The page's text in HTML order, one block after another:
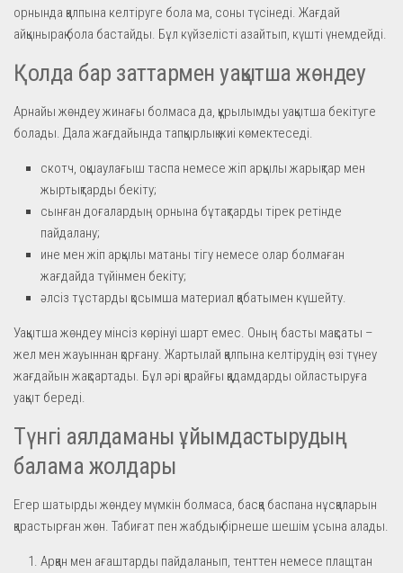
орнында қалпына келтіруге бола ма, соны түсінеді. Жағдай
айқынырақ бола бастайды. Бұл күйзелісті азайтып, күшті үнемдейді.
Қолда бар заттармен уақытша жөндеу
Арнайы жөндеу жинағы болмаса да, құрылымды уақытша бекітуге
болады. Дала жағдайында тапқырлық жиі көмектеседі.
скотч, оқшаулағыш таспа немесе жіп арқылы жарықтар мен
жыртықтарды бекіту;
сынған доғалардың орнына бұтақтарды тірек ретінде
пайдалану;
ине мен жіп арқылы матаны тігу немесе олар болмаған
жағдайда түйінмен бекіту;
әлсіз тұстарды қосымша материал қабатымен күшейту.
Уақытша жөндеу мінсіз көрінуі шарт емес. Оның басты мақсаты –
жел мен жауыннан қорғану. Жартылай қалпына келтірудің өзі түнеу
жағдайын жақсартады. Бұл әрі қарайғы қадамдарды ойластыруға
уақыт береді.
Түнгі аялдаманы ұйымдастырудың
балама жолдары
Егер шатырды жөндеу мүмкін болмаса, басқа баспана нұсқаларын
қарастырған жөн. Табиғат пен жабдық бірнеше шешім ұсына алады.
Арқан мен ағаштарды пайдаланып, тенттен немесе плащтан